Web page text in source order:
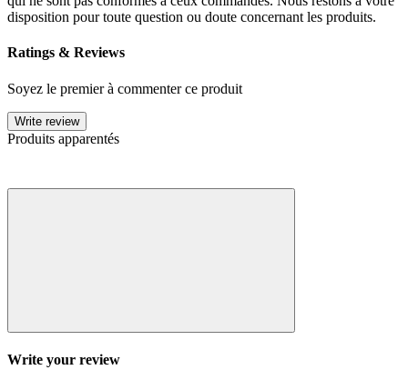
disposition pour toute question ou doute concernant les produits.
Ratings & Reviews
Soyez le premier à commenter ce produit
Write review
Produits apparentés
Write your review